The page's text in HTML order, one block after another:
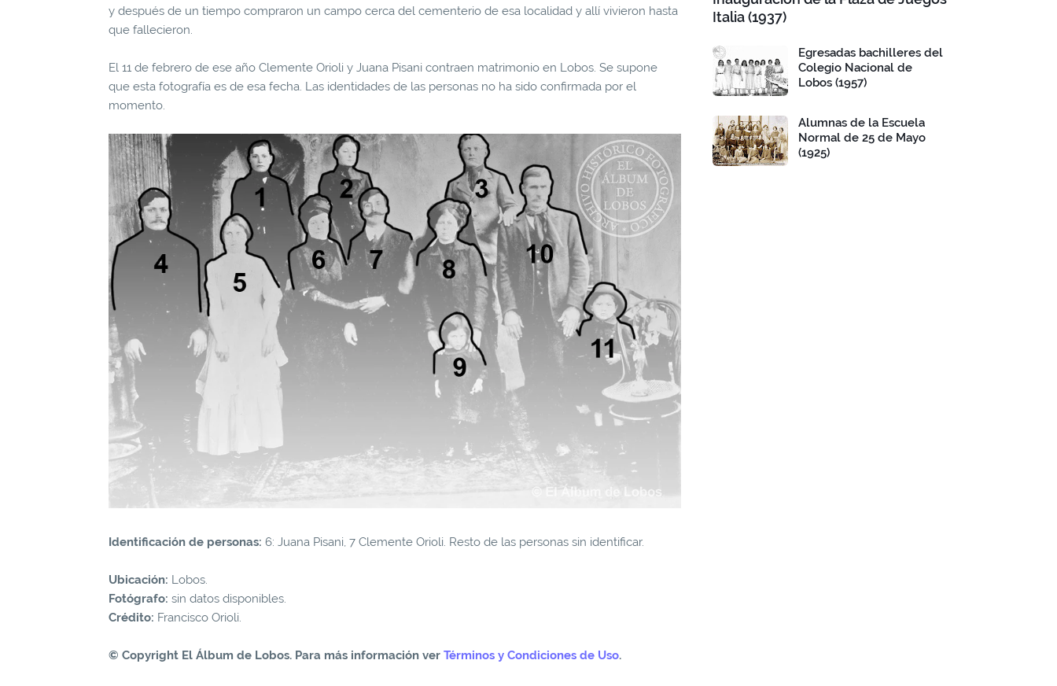
y después de un tiempo compraron un campo cerca del cementerio de esa localidad y allí vivieron hasta
que fallecieron.
El 11 de febrero de ese año Clemente Orioli y Juana Pisani contraen matrimonio en Lobos. Se supone
que esta fotografía es de esa fecha. Las identidades de las personas no ha sido confirmada por el
momento.
Identificación de personas: 6: Juana Pisani, 7 Clemente Orioli. Resto de las personas sin identificar.
Ubicación: Lobos.
Fotógrafo: sin datos disponibles.
Crédito: Francisco Orioli.
© Copyright El Álbum de Lobos. Para más información ver Términos y Condiciones de Uso.
Italia (1937)
Egresadas bachilleres del
Colegio Nacional de
Lobos (1957)
Alumnas de la Escuela
Normal de 25 de Mayo
(1925)